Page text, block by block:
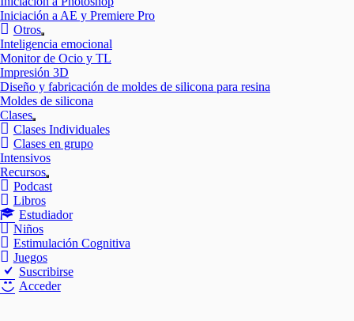
Iniciación a AE y Premiere Pro
Otros
Mostrar
el
submenú
Inteligencia emocional
Monitor de Ocio y TL
Impresión 3D
Diseño y fabricación de moldes de silicona para resina
Moldes de silicona
Clases
Mostrar
el
submenú
Clases Individuales
Clases en grupo
Intensivos
Recursos
Mostrar
el
Podcast
Libros
Estudiador
Niños
Estimulación Cognitiva
Juegos
Suscribirse
Acceder